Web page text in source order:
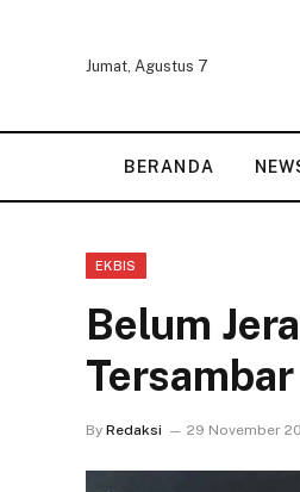
Jumat, Agustus 7
BERANDA
EKBIS
Belum
By Redaksi 29 November